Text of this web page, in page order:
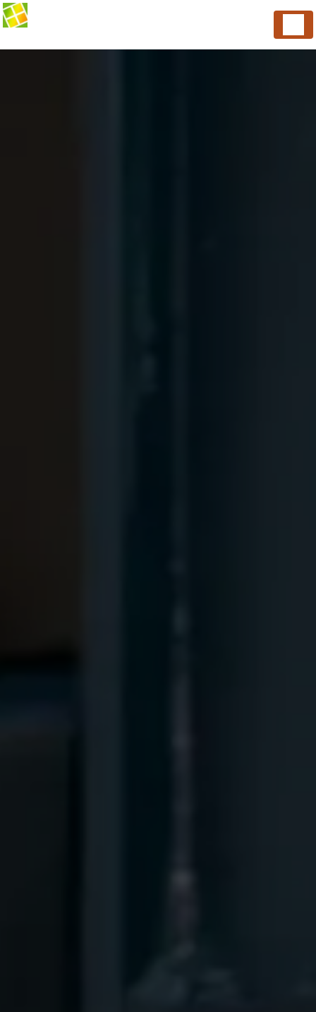
Panneau de gestion des cookies